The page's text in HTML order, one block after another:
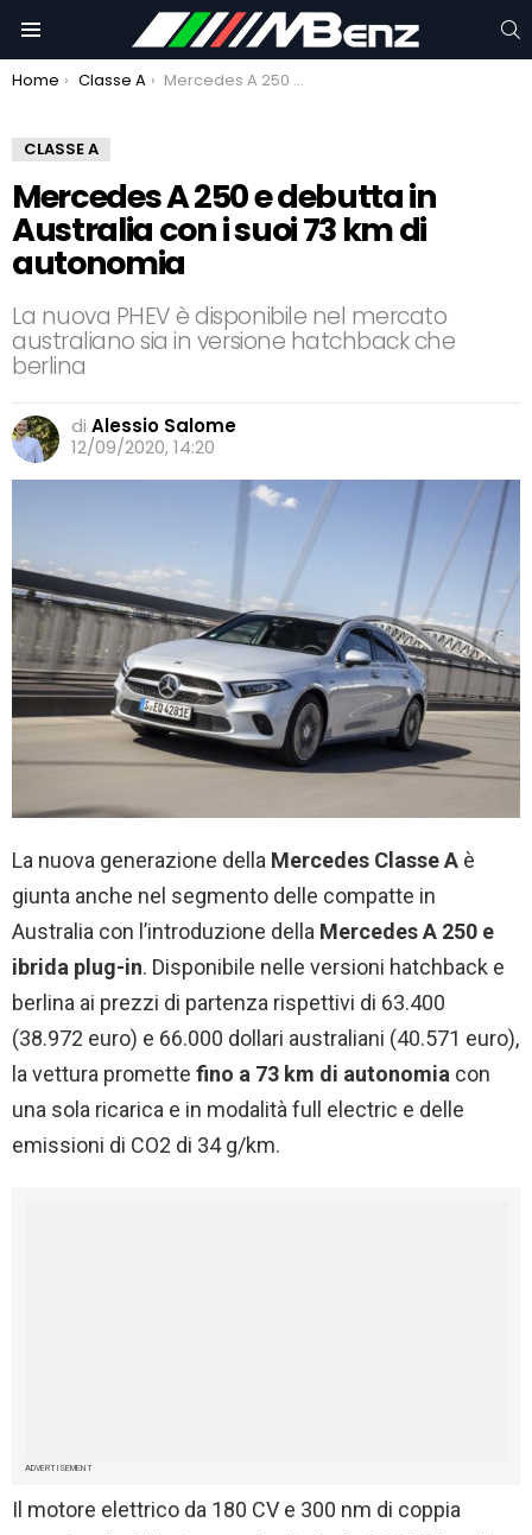
You are here:
Home Classe A Mercedes A 250 e debutta in Australia con i suoi 73 km di autonomia
CLASSE A
Mercedes A 250 e debutta in
Australia con i suoi 73 km di
autonomia
La nuova PHEV è disponibile nel mercato
australiano sia in versione hatchback che
berlina
di Alessio Salome
12/09/2020, 14:20
La nuova generazione della Mercedes Classe A è
giunta anche nel segmento delle compatte in
Australia con l’introduzione della Mercedes A 250 e
ibrida plug-in. Disponibile nelle versioni hatchback e
berlina ai prezzi di partenza rispettivi di 63.400
(38.972 euro) e 66.000 dollari australiani (40.571 euro),
la vettura promette fino a 73 km di autonomia con
una sola ricarica e in modalità full electric e delle
emissioni di CO2 di 34 g/km.
ADVERTISEMENT
Il motore elettrico da 180 CV e 300 nm di coppia